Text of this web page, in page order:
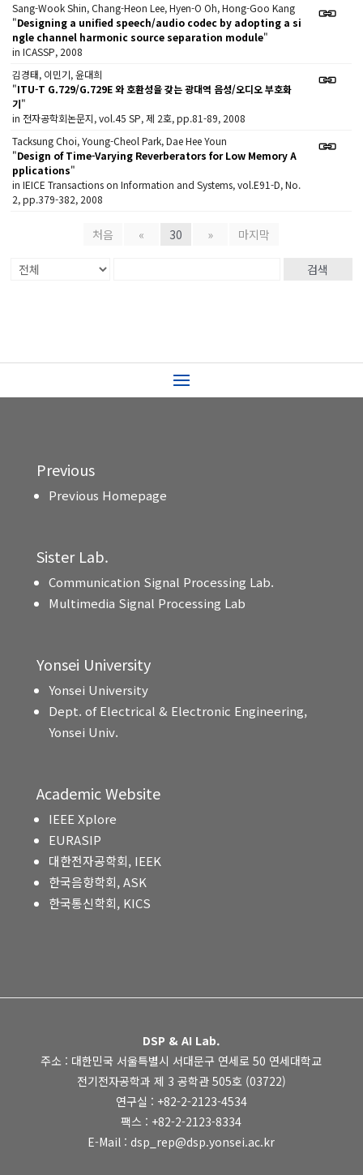
Sang-Wook Shin, Chang-Heon Lee, Hyen-O Oh, Hong-Goo Kang
"Designing a unified speech/audio codec by adopting a si
ngle channel harmonic source separation module"
in ICASSP, 2008
김경태, 이민기, 윤대희
"ITU-T G.729/G.729E 와 호환성을 갖는 광대역 음성/오디오 부호화
기"
in 전자공학회논문지, vol.45 SP, 제 2호, pp.81-89, 2008
Tacksung Choi, Young-Cheol Park, Dae Hee Youn
"Design of Time-Varying Reverberators for Low Memory A
pplications"
in IEICE Transactions on Information and Systems, vol.E91-D, No.
2, pp.379-382, 2008
처음 « 30 » 마지막
검색
Previous
Previous Homepage
Sister Lab.
Communication Signal Processing Lab.
Multimedia Signal Processing Lab
Yonsei University
Yonsei University
Dept. of Electrical & Electronic Engineering,
Yonsei Univ.
Academic Website
IEEE Xplore
EURASIP
대한전자공학회, IEEK
한국음향학회, ASK
한국통신학회, KICS
DSP & AI Lab.
주소 : 대한민국 서울특별시 서대문구 연세로 50 연세대학교
전기전자공학과 제 3 공학관 505호 (03722)
연구실 : +82-2-2123-4534
팩스 : +82-2-2123-8334
E-Mail : dsp_rep@dsp.yonsei.ac.kr